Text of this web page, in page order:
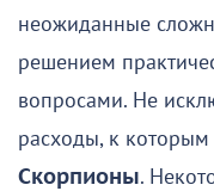
неожиданные
решением
вопросами. Не
расходы, к которым
Скорпионы.